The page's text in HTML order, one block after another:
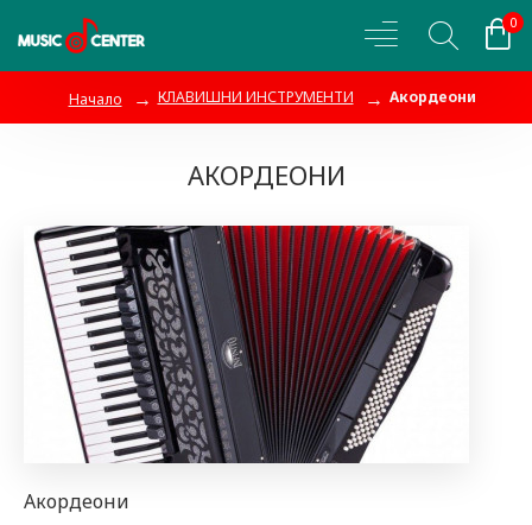
0
Начало КЛАВИШНИ ИНСТРУМЕНТИ Акордеони
АКОРДЕОНИ
Акордеони